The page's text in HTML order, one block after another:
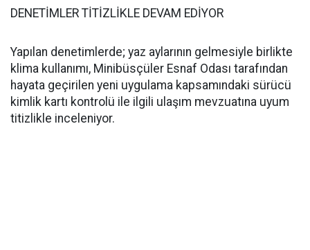
DENETİMLER TİTİZLİKLE DEVAM EDİYOR
Yapılan denetimlerde; yaz aylarının gelmesiyle birlikte
klima kullanımı, Minibüsçüler Esnaf Odası tarafından
hayata geçirilen yeni uygulama kapsamındaki sürücü
kimlik kartı kontrolü ile ilgili ulaşım mevzuatına uyum
titizlikle inceleniyor.